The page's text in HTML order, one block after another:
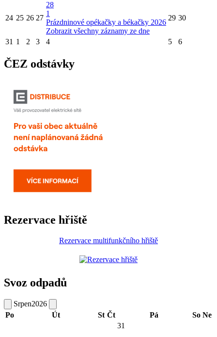
24 25 26 27
28
1
Prázdninové opékačky a békačky 2026
Zobrazit všechny záznamy ze dne
29 30
31 1 2 3 4 5 6
ČEZ odstávky
Rezervace hřiště
Rezervace multifunkčního hřiště
Svoz odpadů
Srpen2026
Po
Út St Čt Pá So Ne
31